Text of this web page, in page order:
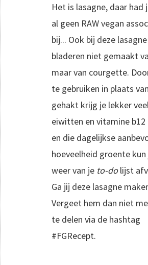
Het is lasagne, daar had
al geen RAW vegan
bij... Ook bij deze
bladeren niet gemaakt
maar van courgette.
te gebruiken in plaats van
gehakt krijg je lekker
eiwitten en vitamine b12
en die dagelijkse
hoeveelheid groente
weer van je to-dolijst
Ga jij deze lasagne
Vergeet hem dan niet
te delen via de hashtag
#FGRecept.